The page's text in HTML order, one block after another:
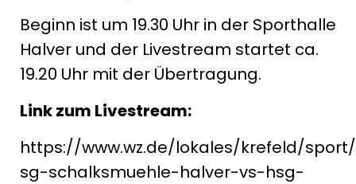
Beginn ist um 19.30 Uhr in der Sporthalle
Halver und der Livestream startet ca.
19.20 Uhr mit der Übertragung.
Link zum Livestream:
https://www.wz.de/lokales/krefeld/
sg-schalksmuehle-halver-vs-hsg-